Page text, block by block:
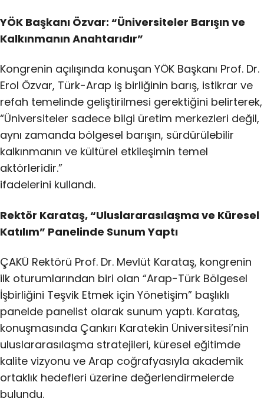
YÖK Başkanı Özvar: “Üniversiteler Barışın ve
Kalkınmanın Anahtarıdır”
Kongrenin açılışında konuşan YÖK Başkanı Prof. Dr.
Erol Özvar, Türk-Arap iş birliğinin barış, istikrar ve
refah temelinde geliştirilmesi gerektiğini belirterek,
“Üniversiteler sadece bilgi üretim merkezleri değil,
aynı zamanda bölgesel barışın, sürdürülebilir
kalkınmanın ve kültürel etkileşimin temel
aktörleridir.”
ifadelerini kullandı.
Rektör Karataş, “Uluslararasılaşma ve Küresel
Katılım” Panelinde Sunum Yaptı
ÇAKÜ Rektörü Prof. Dr. Mevlüt Karataş, kongrenin
ilk oturumlarından biri olan “Arap-Türk Bölgesel
İşbirliğini Teşvik Etmek için Yönetişim” başlıklı
panelde panelist olarak sunum yaptı. Karataş,
konuşmasında Çankırı Karatekin Üniversitesi’nin
uluslararasılaşma stratejileri, küresel eğitimde
kalite vizyonu ve Arap coğrafyasıyla akademik
ortaklık hedefleri üzerine değerlendirmelerde
bulundu.